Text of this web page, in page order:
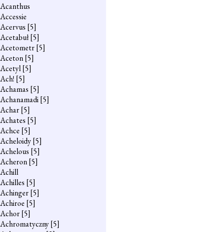
Acanthus
Accessie
Acervus [5]
Acetabuł[5]
Acetometr[5]
Aceton[5]
Acetyl[5]
Ach! [5]
Achamas [5]
Achanamadi[5]
Achar[5]
Achates [5]
Achce [5]
Acheloidy[5]
Achelous [5]
Acheron[5]
Achill
Achilles [5]
Achinger[5]
Achiroe [5]
Achor[5]
Achromatyczny[5]